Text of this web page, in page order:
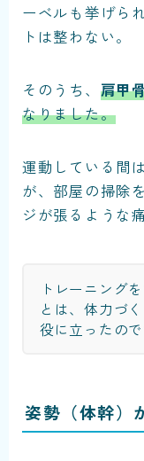
ーベルも挙げら
トは整わない。
そのうち、 肩甲
なりました。
運動している間
が、部屋の掃除
ジが張るような
トレーニング
とは、体力づ
役に立ったので
姿勢（体幹）